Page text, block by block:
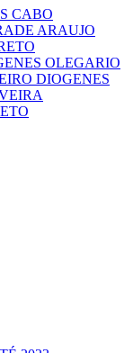
CABO
ARAUJO
OLEGARIO
DIOGENES